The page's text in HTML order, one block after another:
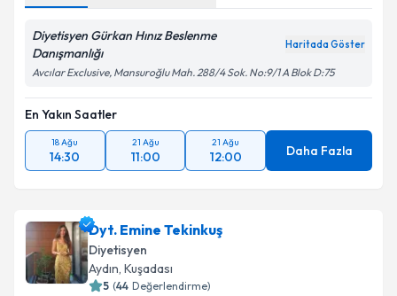
Diyetisyen Gürkan Hınız Beslenme
Danışmanlığı
Haritada Göster
Avcılar Exclusive, Mansuroğlu Mah. 288/4 Sok. No:9/1 A Blok D:75
En Yakın Saatler
18 Ağu
14:30
21 Ağu
11:00
21 Ağu
12:00 Daha Fazla
Dyt. Emine Tekinkuş
Diyetisyen
Aydın, Kuşadası
5 (44 Değerlendirme)